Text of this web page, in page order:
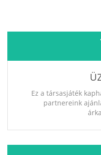
Ez a társasjáték
partnereink